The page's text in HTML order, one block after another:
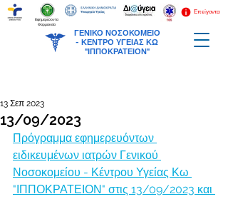
ΓΕΝΙΚΟ ΝΟΣΟΚΟΜΕΙΟ
- ΚΕΝΤΡΟ ΥΓΕΙΑΣ ΚΩ
"ΙΠΠΟΚΡΑΤΕΙΟΝ"
Επείγοντα
Εφημερεύοντα
Φαρμακεία
13/09/2023
13 Σεπ 2023
Πρόγραμμα εφημερευόντων
ειδικευμένων ιατρών Γενικού
Νοσοκομείου - Κέντρου Υγείας Κω
"ΙΠΠΟΚΡΑΤΕΙΟΝ" στις 13/09/2023 και